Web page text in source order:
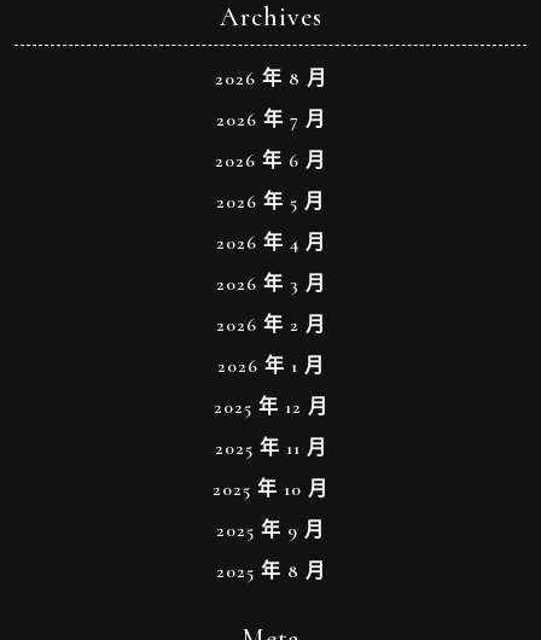
Archives
2026 年 8 月
2026 年 7 月
2026 年 6 月
2026 年 5 月
2026 年 4 月
2026 年 3 月
2026 年 2 月
2026 年 1 月
2025 年 12 月
2025 年 11 月
2025 年 10 月
2025 年 9 月
2025 年 8 月